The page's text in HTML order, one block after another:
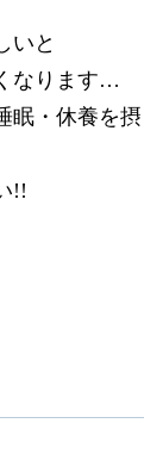
いと
なります…
眠・休養を摂
!!